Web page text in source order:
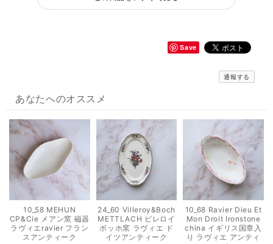
Save
通報する
あなたへのオススメ
10_58 MEHUN
CP&Cie メアン窯 磁器
ラヴィエravier フラン
スアンティーク
24_60 Villeroy&Boch
METTLACH ビレロイ
ボッホ窯 ラヴィエ ド
イツアンティーク
10_68 Ravier Dieu Et
Mon Droit Ironstone
china イギリス国章入
り ラヴィエ アンティ